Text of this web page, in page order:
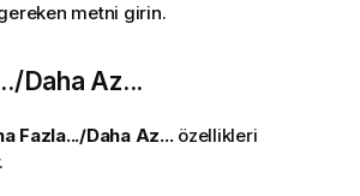
metni girin.
Daha Az...
Fazla.../Daha Az...özellikleri